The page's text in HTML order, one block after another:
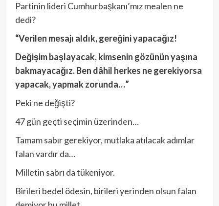
Partinin lideri Cumhurbaşkanı’mız mealen ne
dedi?
“Verilen mesajı aldık, gereğini yapacağız!
Değişim başlayacak, kimsenin gözünün yaşına
bakmayacağız. Ben dâhil herkes ne gerekiyorsa
yapacak, yapmak zorunda…”
Peki ne değişti?
47 gün geçti seçimin üzerinden…
Tamam sabır gerekiyor, mutlaka atılacak adımlar
falan vardır da…
Milletin sabrı da tükeniyor.
Birileri bedel ödesin, birileri yerinden olsun falan